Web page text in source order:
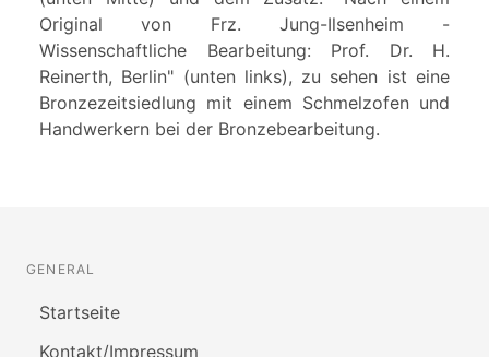
Original von Frz. Jung-Ilsenheim -
Wissenschaftliche Bearbeitung: Prof. Dr. H.
Reinerth, Berlin" (unten links), zu sehen ist eine
Bronzezeitsiedlung mit einem Schmelzofen und
Handwerkern bei der Bronzebearbeitung.
GENERAL
Startseite
Kontakt/Impressum